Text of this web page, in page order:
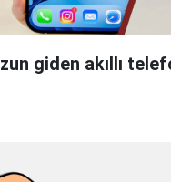
giden akıllı